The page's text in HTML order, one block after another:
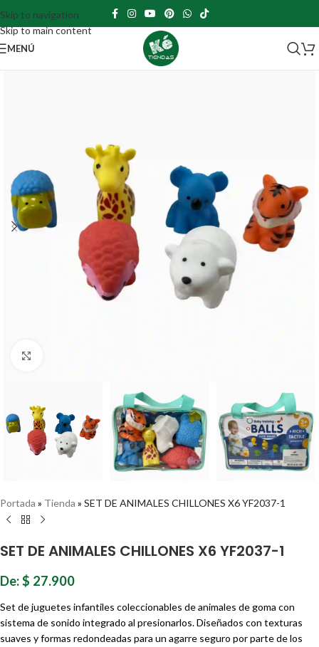
Skip to navigation
Skip to main content
MENÚ
Portada » Tienda » SET DE ANIMALES CHILLONES X6 YF2037-1
SET DE ANIMALES CHILLONES X6 YF2037-1
De:$ 27.900
Set de juguetes infantiles coleccionables de animales de goma con
sistema de sonido integrado al presionarlos. Diseñados con texturas
suaves y formas redondeadas para un agarre seguro por parte de los